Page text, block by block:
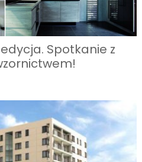
Spotkanie z